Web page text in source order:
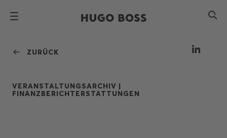
ZURÜCK
VERANSTALTUNGSARCHIV |
FINANZBERICHTERSTATTUNGEN